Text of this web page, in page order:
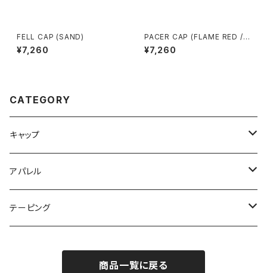
FELL CAP (SAND)
¥7,260
PACER CAP (FLAME RED /
CORAL / BROWN)
¥7,260
CATEGORY
キャップ
NIGHT CLUB CAP
CLUB CAP
アパレル
ネックウォーマー
テーピング
商品一覧に戻る